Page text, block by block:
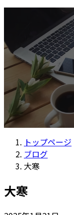
トップページ
ブログ
大寒
大寒